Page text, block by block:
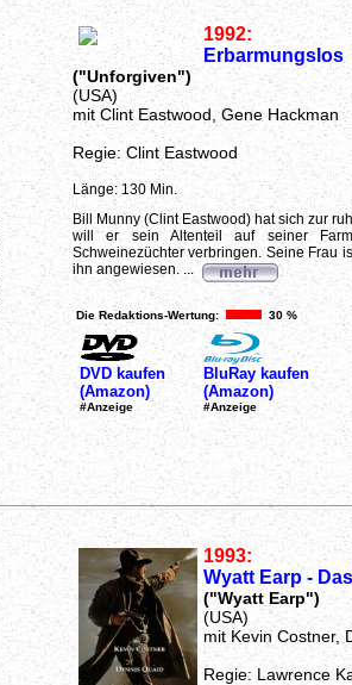
1992:
Erbarmungslos
("Unforgiven")
(USA)
mit Clint Eastwood, Gene Hackman
Regie: Clint Eastwood
Länge: 130 Min.
Bill Munny (Clint Eastwood) hat sich zur
will er sein Altenteil auf seiner
Schweinezüchter verbringen. Seine Frau
ihn angewiesen. ...
Die Redaktions-Wertung: 30 %
DVD kaufen
(Amazon)
#Anzeige
BluRay kaufen
(Amazon)
#Anzeige
1993:
Wyatt Earp -
("Wyatt Earp")
(USA)
mit Kevin Costner,
Regie: Lawrence